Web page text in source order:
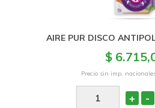
AIRE PUR DISCO
$
Precio sin imp.
+ -